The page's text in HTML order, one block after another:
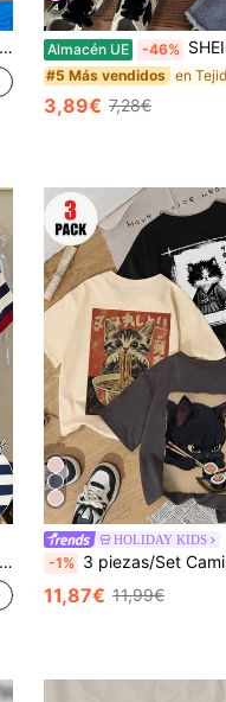
4
Almacén UE -46% SHEIN Leap Crew Camiseta de manga corta
#5 Más vendidos
3,89€ 7,28€
HOLIDAY KIDS
-1% 3 piezas/Set Camiseta de manga corta con estampado de gato japonés de verano, top casual retro para niños, camiseta transpirable para niñas preadolescentes de talla media/grande,
11,87€ 11,99€